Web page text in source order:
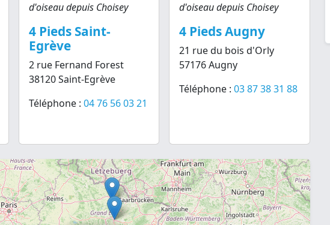
d'oiseau depuis Choisey
4 Pieds Saint-
Egrève
2 rue Fernand Forest
38120 Saint-Egrève
Téléphone : 04 76 56 03 21
d'oiseau depuis Choisey
4 Pieds Augny
21 rue du bois d'Orly
57176 Augny
Téléphone :03 87 38 31 88